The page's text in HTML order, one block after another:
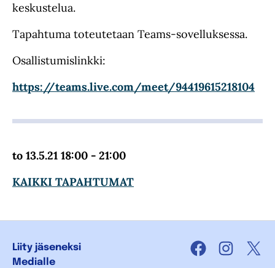
keskustelua.
Tapahtuma toteutetaan Teams-sovelluksessa.
Osallistumislinkki:
https://teams.live.com/meet/94419615218104
to 13.5.21 18:00 - 21:00
KAIKKI TAPAHTUMAT
Liity jäseneksi
Medialle
Facebook X